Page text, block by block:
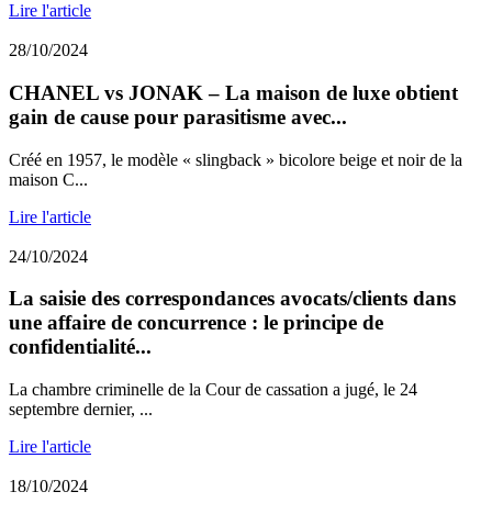
Lire l'article
28/10/2024
CHANEL vs JONAK – La maison de luxe obtient
gain de cause pour parasitisme avec...
Créé en 1957, le modèle « slingback » bicolore beige et noir de la
maison C...
Lire l'article
24/10/2024
La saisie des correspondances avocats/clients dans
une affaire de concurrence : le principe de
confidentialité...
La chambre criminelle de la Cour de cassation a jugé, le 24
septembre dernier, ...
Lire l'article
18/10/2024